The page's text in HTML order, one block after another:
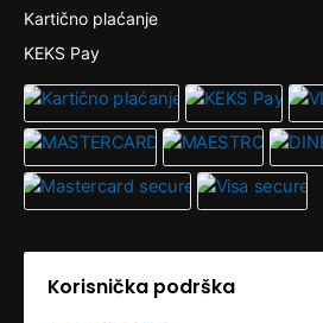
Kartično plaćanje
KEKS Pay
Korisnička podrška